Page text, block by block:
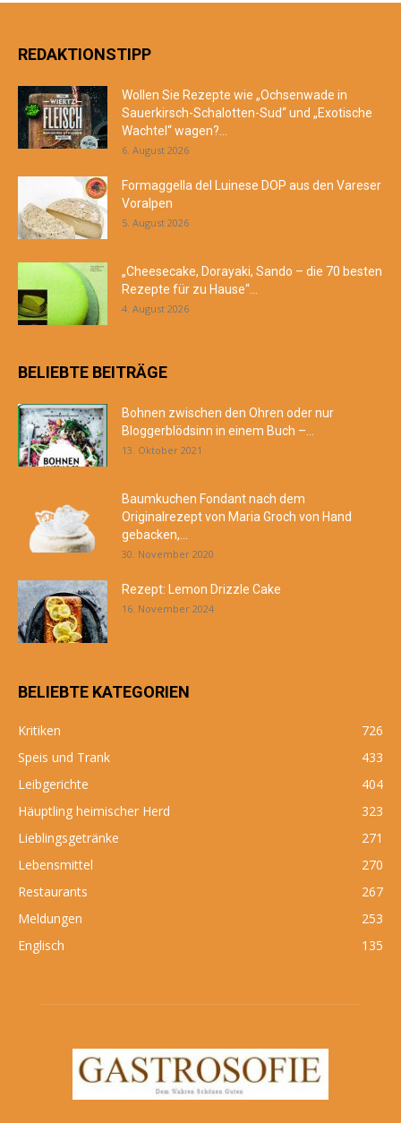
REDAKTIONSTIPP
Wollen Sie Rezepte wie „Ochsenwade in
Sauerkirsch-Schalotten-Sud“ und „Exotische
Wachtel“ wagen?...
6. August 2026
Formaggella del Luinese DOP aus den Vareser
Voralpen
5. August 2026
„Cheesecake, Dorayaki, Sando – die 70 besten
Rezepte für zu Hause“...
4. August 2026
BELIEBTE BEITRÄGE
Bohnen zwischen den Ohren oder nur
Bloggerblödsinn in einem Buch –...
13. Oktober 2021
Baumkuchen Fondant nach dem
Originalrezept von Maria Groch von Hand
gebacken,...
30. November 2020
Rezept: Lemon Drizzle Cake
16. November 2024
BELIEBTE KATEGORIEN
Kritiken
726
Speis und Trank
433
Leibgerichte
404
Häuptling heimischer Herd
323
Lieblingsgetränke
271
Lebensmittel
270
Restaurants
267
Meldungen
253
Englisch
135